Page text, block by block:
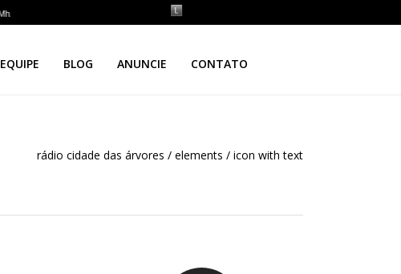
EQUIPE BLOG ANUNCIE CONTATO
rádio cidade das árvores / elements / icon with text